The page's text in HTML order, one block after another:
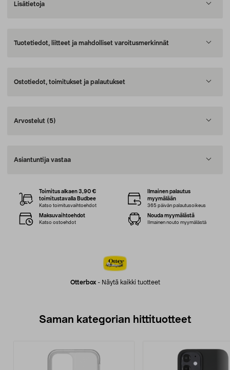
Lisätietoja
Tuotetiedot, liitteet ja mahdolliset varoitusmerkinnät
Ostotiedot, toimitukset ja palautukset
Arvostelut (5)
Asiantuntija vastaa
Otterbox- Näytä kaikki tuotteet
Toimitus alkaen 3,90 €
toimitustavalla Budbee
Katso toimitusvaihtoehdot
Ilmainen palautus
myymälään
365 päivän palautusoikeus
Maksuvaihtoehdot
Katso ostoehdot
Nouda myymälästä
Ilmainen nouto myymälästä
Saman kategorian hittituotteet